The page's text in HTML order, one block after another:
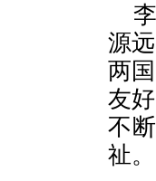
源
两
友
不
祉。